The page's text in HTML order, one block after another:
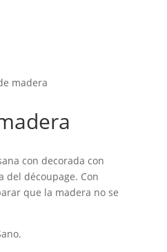
madera
con decorada con
del découpage. Con
que la madera no se